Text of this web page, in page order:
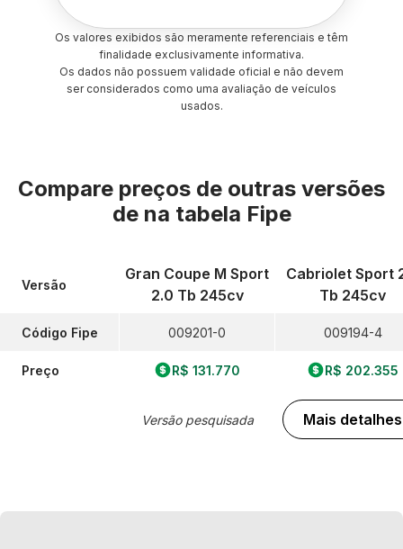
Os valores exibidos são meramente referenciais e têm
finalidade exclusivamente informativa.
Os dados não possuem validade oficial e não devem
ser considerados como uma avaliação de veículos
usados.
Compare preços de outras versões
de na tabela Fipe
Versão
Código Fipe
Preço
Gran Coupe M Sport
2.0 Tb 245cv
009201-0
R$ 131.770
Versão pesquisada
Cabriolet Sport
Tb 245cv
009194-4
R$ 202.355
Mais detalhes